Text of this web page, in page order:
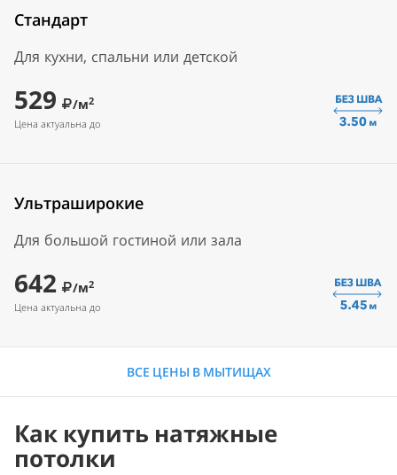
Стандарт
Для кухни, спальни или детской
529 /м2
Цена актуальна до
Ультраширокие
Для большой гостиной или зала
642 /м2
Цена актуальна до
ВСЕ ЦЕНЫ В МЫТИЩАХ
Как купить натяжные
потолки